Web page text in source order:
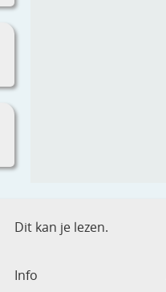
Dit kan je lezen.
Info